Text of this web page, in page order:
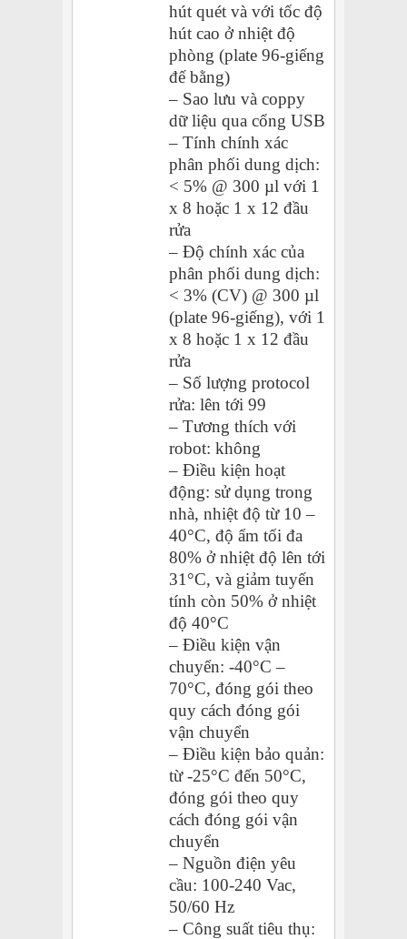
hút quét và với tốc độ
hút cao ở nhiệt độ
phòng (plate 96-giếng
đế bằng)
– Sao lưu và coppy
dữ liệu qua cổng USB
– Tính chính xác
phân phối dung dịch:
< 5% @ 300 µl với 1
x 8 hoặc 1 x 12 đầu
rửa
– Độ chính xác của
phân phối dung dịch:
< 3% (CV) @ 300 µl
(plate 96-giếng), với 1
x 8 hoặc 1 x 12 đầu
rửa
– Số lượng protocol
rửa: lên tới 99
– Tương thích với
robot: không
– Điều kiện hoạt
động: sử dụng trong
nhà, nhiệt độ từ 10 –
40°C, độ ẩm tối đa
80% ở nhiệt độ lên tới
31°C, và giảm tuyến
tính còn 50% ở nhiệt
độ 40°C
– Điều kiện vận
chuyển: -40°C –
70°C, đóng gói theo
quy cách đóng gói
vận chuyển
– Điều kiện bảo quản:
từ -25°C đến 50°C,
đóng gói theo quy
cách đóng gói vận
chuyển
– Nguồn điện yêu
cầu: 100-240 Vac,
50/60 Hz
– Công suất tiêu thụ: